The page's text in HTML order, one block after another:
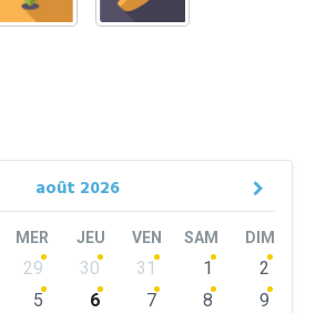
août 2026
MER JEU VEN SAM DIM
29 30 31 1
2
5 6 7 8
9